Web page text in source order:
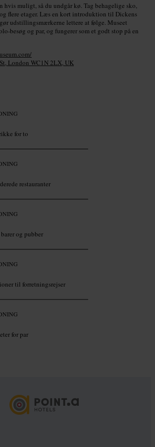
hvis muligt, så du undgår kø. Tag behagelige sko,
flere etager. Læs en kort introduktion til Dickens
udstillingsmærkerne lettere at følge. Museet
besøg og par, og fungerer som et godt stop på en
London WC1N 2LX, UK
for to
restauranter
og pubber
til forretningsrejser
for par